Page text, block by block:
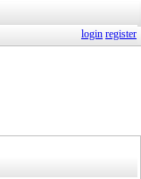
login register